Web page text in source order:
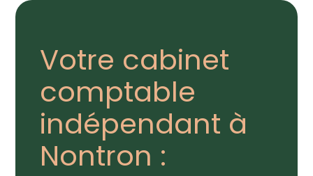
Gérer votre quotidien
Piloter votre entreprise
Développer votre entreprise
Gérer vos ressources humaines
Dématérialiser vos documents
Votre cabinet
comptable
indépendant à
Nontron :